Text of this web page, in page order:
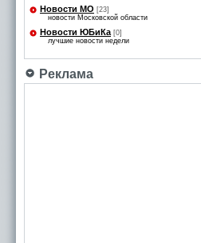
Новости МО [23]
новости Московской области
Новости ЮБиКа [0]
лучшие новости недели
Реклама